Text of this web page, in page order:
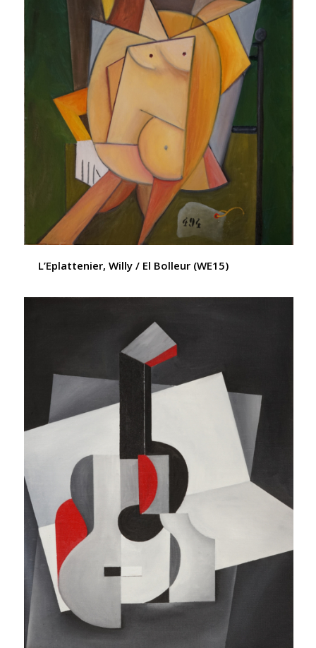
L’Eplattenier, Willy / El Bolleur (WE15)